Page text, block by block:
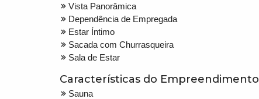
Vista Panorâmica
Dependência de Empregada
Estar Íntimo
Sacada com Churrasqueira
Sala de Estar
Características do Empreendimento
Sauna